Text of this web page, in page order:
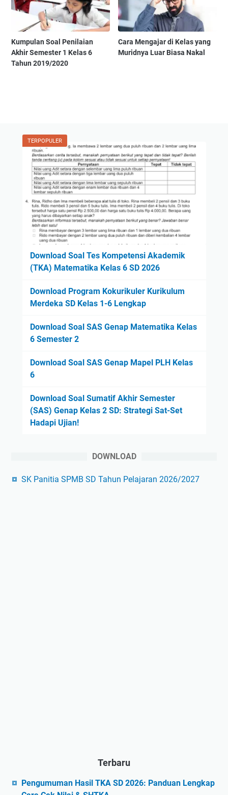
Kumpulan Soal Penilaian
Akhir Semester 1 Kelas 6
Tahun 2019/2020
Cara Mengajar di Kelas yang
Muridnya Luar Biasa Nakal
TERPOPULER
Download Soal Tes Kompetensi Akademik
(TKA) Matematika Kelas 6 SD 2026
Download Program Kokurikuler Kurikulum
Merdeka SD Kelas 1-6 Lengkap
Download Soal SAS Genap Matematika Kelas
6 Semester 2
Download Soal SAS Genap Mapel PLH Kelas
6
Download Soal Sumatif Akhir Semester
(SAS) Genap Kelas 2 SD: Strategi Sat-Set
Hadapi Ujian!
DOWNLOAD
SK Panitia SPMB SD Tahun Pelajaran 2026/2027
Terbaru
Pengumuman Hasil TKA SD 2026: Panduan Lengkap